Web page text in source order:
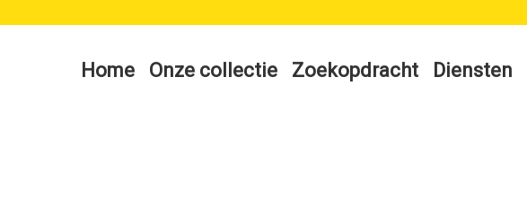
Home Onze collectie Zoekopdracht Diensten